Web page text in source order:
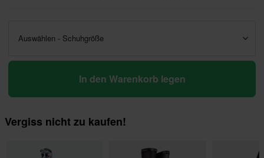
Auswählen - Schuhgröße
In den Warenkorb legen
Vergiss nicht zu kaufen!